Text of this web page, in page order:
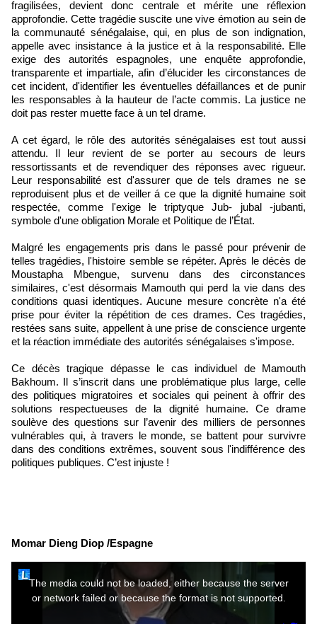
fragilisées, devient donc centrale et mérite une réflexion
approfondie. Cette tragédie suscite une vive émotion au sein de
la communauté sénégalaise, qui, en plus de son indignation,
appelle avec insistance à la justice et à la responsabilité. Elle
exige des autorités espagnoles, une enquête approfondie,
transparente et impartiale, afin d’élucider les circonstances de
cet incident, d'identifier les éventuelles défaillances et de punir
les responsables à la hauteur de l’acte commis. La justice ne
doit pas rester muette face à un tel drame.
A cet égard, le rôle des autorités sénégalaises est tout aussi
attendu. Il leur revient de se porter au secours de leurs
ressortissants et de revendiquer des réponses avec rigueur.
Leur responsabilité est d'assurer que de tels drames ne se
reproduisent plus et de veiller á ce que la dignité humaine soit
respectée, comme l'exige le triptyque Jub- jubal -jubanti,
symbole d'une obligation Morale et Politique de l’État.
Malgré les engagements pris dans le passé pour prévenir de
telles tragédies, l'histoire semble se répéter. Après le décès de
Moustapha Mbengue, survenu dans des circonstances
similaires, c'est désormais Mamouth qui perd la vie dans des
conditions quasi identiques. Aucune mesure concrète n'a été
prise pour éviter la répétition de ces drames. Ces tragédies,
restées sans suite, appellent à une prise de conscience urgente
et la réaction immédiate des autorités sénégalaises s'impose.
Ce décès tragique dépasse le cas individuel de Mamouth
Bakhoum. Il s’inscrit dans une problématique plus large, celle
des politiques migratoires et sociales qui peinent à offrir des
solutions respectueuses de la dignité humaine. Ce drame
soulève des questions sur l’avenir des milliers de personnes
vulnérables qui, à travers le monde, se battent pour survivre
dans des conditions extrêmes, souvent sous l'indifférence des
politiques publiques. C’est injuste !
Momar Dieng Diop /Espagne